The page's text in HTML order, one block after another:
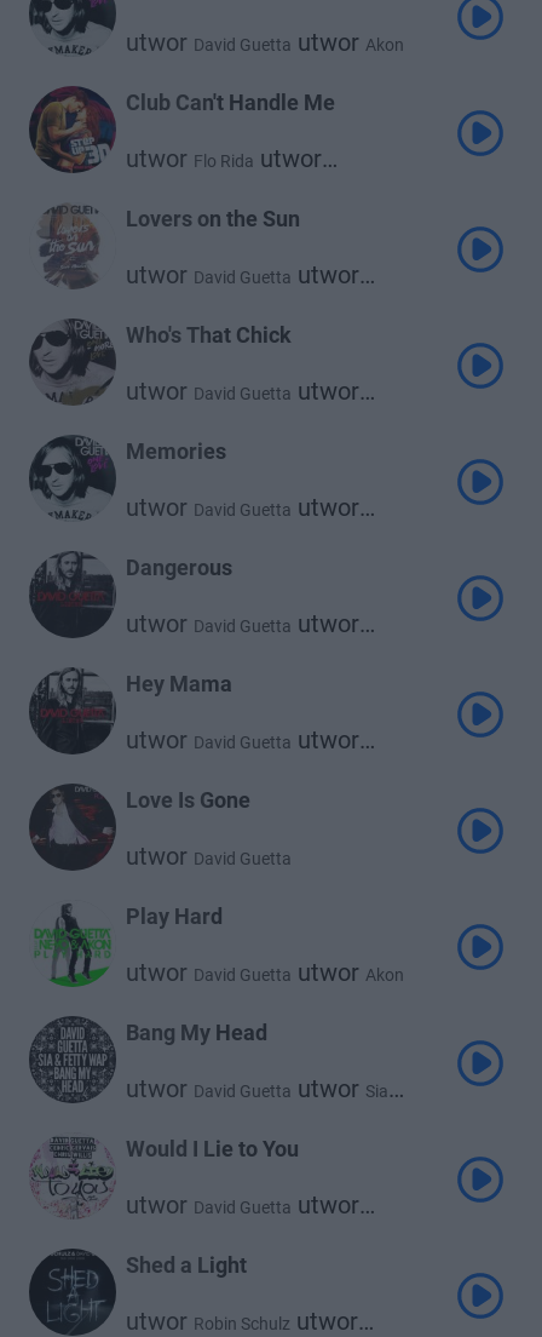
utwor David Guetta utwor Akon
Club Can't Handle Me
utwor Flo Rida utwor
Lovers on the Sun
utwor David Guetta utwor
Who's That Chick
utwor David Guetta utwor
Memories
utwor David Guetta utwor
Dangerous
utwor David Guetta utwor
Hey Mama
utwor David Guetta utwor
utwor Afrojack
Love Is Gone
utwor David Guetta
Play Hard
utwor David Guetta utwor Akon
Bang My Head
utwor David Guetta utwor Sia
Would I Lie to You
utwor David Guetta utwor
Shed a Light
utwor Robin Schulz utwor